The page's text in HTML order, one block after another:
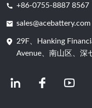
バッテリーセル
+86-0755-8887 8567
sales@acebattery.com
29F、Hanking
Avenue、南山区、深